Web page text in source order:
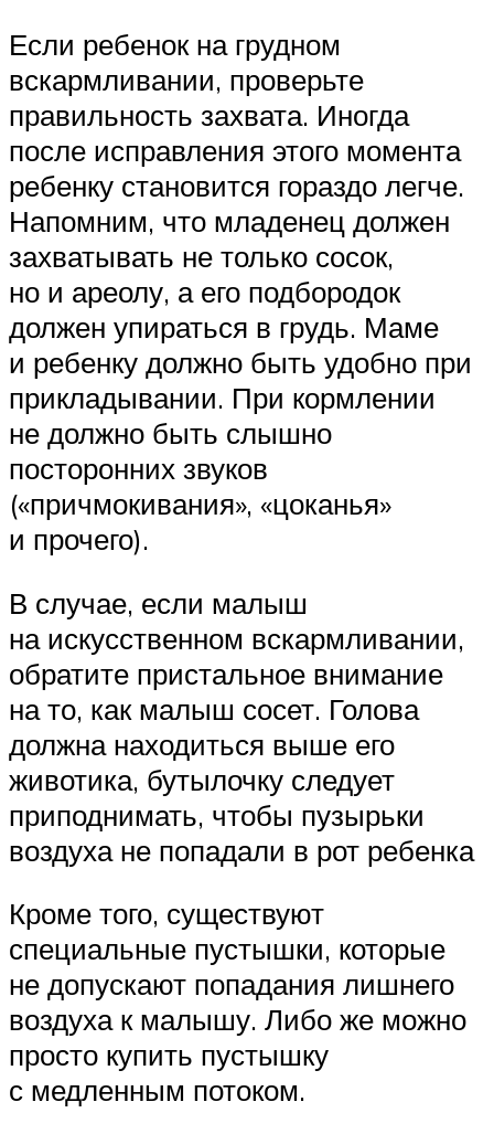
Если ребенок на грудном
вскармливании, проверьте
правильность захвата. Иногда
после исправления этого момента
ребенку становится гораздо легче.
Напомним, что младенец должен
захватывать не только сосок,
но и ареолу, а его подбородок
должен упираться в грудь. Маме
и ребенку должно быть удобно при
прикладывании. При кормлении
не должно быть слышно
посторонних звуков
(«причмокивания», «цоканья»
и прочего).
В случае, если малыш
на искусственном вскармливании,
обратите пристальное внимание
на то, как малыш сосет. Голова
должна находиться выше его
животика, бутылочку следует
приподнимать, чтобы пузырьки
воздуха не попадали в рот ребенка
Кроме того, существуют
специальные пустышки, которые
не допускают попадания лишнего
воздуха к малышу. Либо же можно
просто купить пустышку
с медленным потоком.